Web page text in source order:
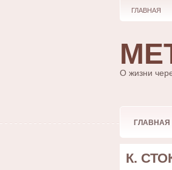
ГЛАВНАЯ
О жизни
ГЛАВНАЯ
К.